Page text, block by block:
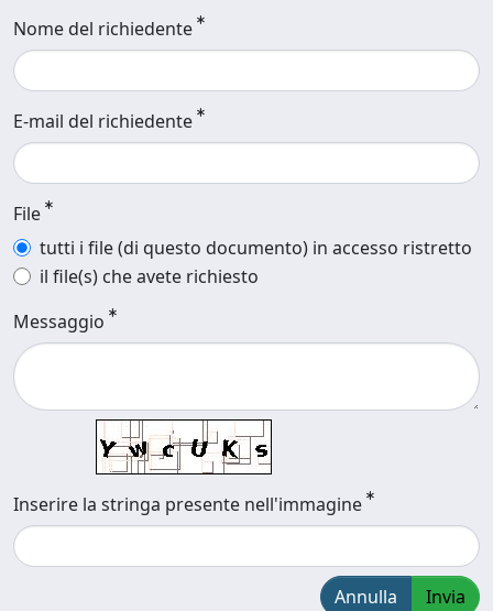
Nome del richiedente
E-mail del richiedente
File
tutti i file (di questo documento) in accesso ristretto
il file(s) che avete richiesto
Messaggio
Inserire la stringa presente nell'immagine
Annulla Invia